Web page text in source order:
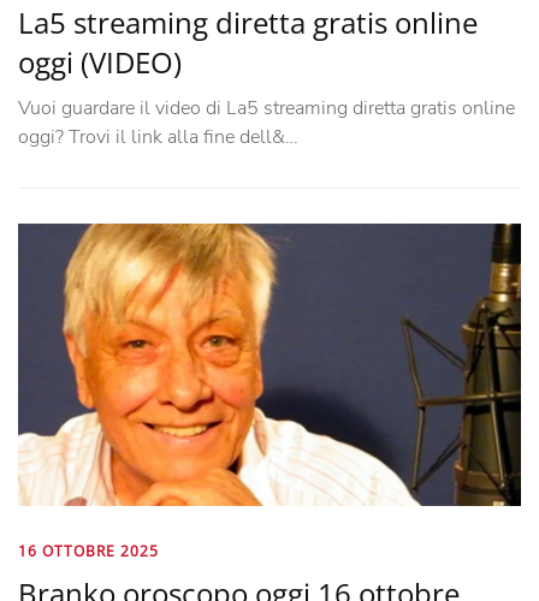
La5 streaming diretta gratis online
oggi (VIDEO)
Vuoi guardare il video di La5 streaming diretta gratis online
oggi? Trovi il link alla fine dell&…
16 OTTOBRE 2025
Branko oroscopo oggi 16 ottobre